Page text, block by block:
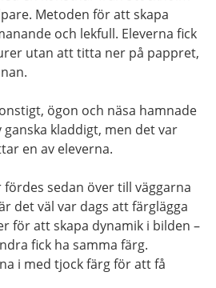
Metoden för att skapa
och lekfull. Eleverna fick
utan att titta ner på pappret,
ögon och näsa hamnade
kladdigt, men det var
en av eleverna.
fördes sedan över till väggarna
det väl var dags att färglägga
för att skapa dynamik i bilden –
fick ha samma färg.
i med tjock färg för att få